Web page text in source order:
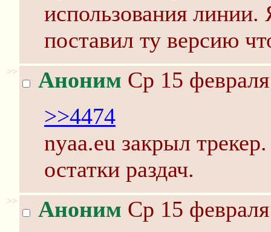
использования
поставил ту версию
>> Аноним Ср 15
>>4474
nyaa.eu закрыл
остатки раздач.
>> Аноним Ср 15